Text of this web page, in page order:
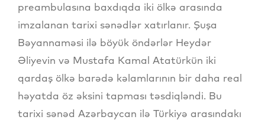
preambulasına baxdıqda iki ölkə arasında
imzalanan tarixi sənədlər xatırlanır. Şuşa
Bəyannaməsi ilə böyük öndərlər Heydər
Əliyevin və Mustafa Kamal Atatürkün iki
qardaş ölkə barədə kəlamlarının bir daha real
həyatda öz əksini tapması təsdiqləndi. Bu
tarixi sənəd Azərbaycan ilə Türkiyə arasındakı